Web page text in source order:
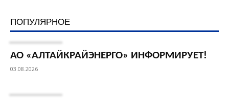
ПОПУЛЯРНОЕ
АО «АЛТАЙКРАЙЭНЕРГО» ИНФОРМИРУЕТ!
03.08.2026